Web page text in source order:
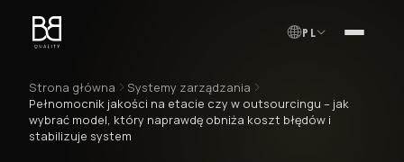
PL MENU
Strona główna
Systemy zarządzania
Pełnomocnik jakości na etacie czy w outsourcingu – jak
wybrać model, który naprawdę obniża koszt błędów i
stabilizuje system